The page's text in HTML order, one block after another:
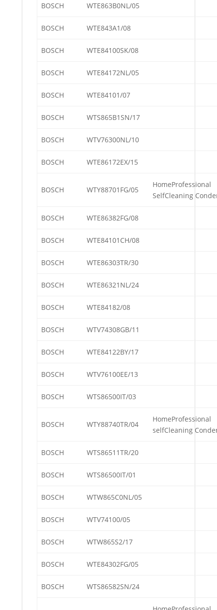
BOSCH WTE863B0NL/05
BOSCH WTE843A1/08
BOSCH WTE84100SK/08
BOSCH WTE84172NL/05
BOSCH WTE84101/07
BOSCH WTS865B1SN/17
BOSCH WTV76300NL/10
BOSCH WTE86172EX/15
BOSCH WTY88701FG/05
HomeProfessional
SelfCleaning
BOSCH WTE86382FG/08
BOSCH WTE84101CH/08
BOSCH WTE86303TR/30
BOSCH WTE86321NL/24
BOSCH WTE84182/08
BOSCH WTV74308GB/11
BOSCH WTE84122BY/17
BOSCH WTV76100EE/13
BOSCH WTS86500IT/03
BOSCH WTY88740TR/04
HomeProfessional
selfCleaning
BOSCH WTS86511TR/20
BOSCH WTS86500IT/01
BOSCH WTW865C0NL/05
BOSCH WTV74100/05
BOSCH WTW865S2/17
BOSCH WTE84302FG/05
BOSCH WTS86582SN/24